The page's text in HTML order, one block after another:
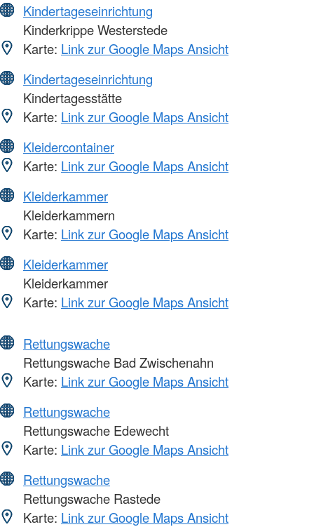
Kindertageseinrichtung
Kinderkrippe Westerstede
Karte: Link zur Google Maps Ansicht
Kindertageseinrichtung
Kindertagesstätte
Karte: Link zur Google Maps Ansicht
Kleidercontainer
Karte: Link zur Google Maps Ansicht
Kleiderkammer
Kleiderkammern
Karte: Link zur Google Maps Ansicht
Kleiderkammer
Kleiderkammer
Karte: Link zur Google Maps Ansicht
Rettungswache
Rettungswache Bad Zwischenahn
Karte: Link zur Google Maps Ansicht
Rettungswache
Rettungswache Edewecht
Karte: Link zur Google Maps Ansicht
Rettungswache
Rettungswache Rastede
Karte: Link zur Google Maps Ansicht